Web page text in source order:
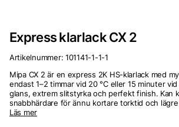
Express klarlack CX 2
Artikelnummer: 101141-1-1-1
Mipa CX 2 är en express 2K HS-klarlack med
endast 1–2 timmar vid 20 °C eller 15 minuter
glans, extrem slitstyrka och perfekt finish. Kan
snabbhärdare för ännu kortare torktid och
Läs mer